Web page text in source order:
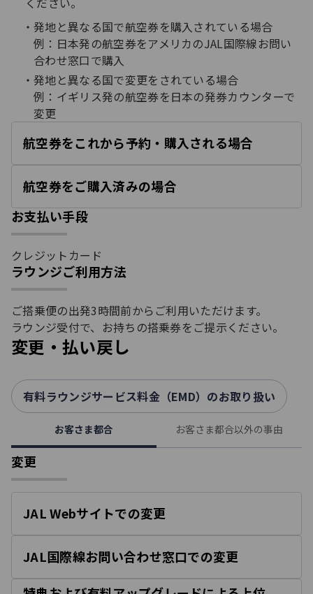
発地と異なる国で航空券を購入されている場合
例：日本発の航空券をアメリカのJAL国際線お問い
合わせ窓口で購入
発地と異なる国で変更をされている場合
例：イギリス発の航空券を日本の発券カウンターで
変更
航空券をこれから予約・購入される場合
く
航空券をご購入済みの場合
く
お支払い手段
クレジットカード
ラウンジご利用方法
ご搭乗便の出発3時間前からご利用いただけます。
ラウンジ受付で、お持ちの搭乗券をご提示ください。​
変更・払い戻し
有料ラウンジサービス料金（EMD）のお取り扱い
お客さま都合 お客さま都合以外の事由
変更
JAL Webサイトでの変更
く
JAL国際線お問い合わせ窓口での変更
く